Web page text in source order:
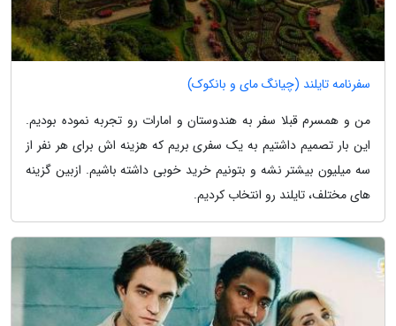
سفرنامه تایلند (چیانگ مای و بانکوک)
من و همسرم قبلا سفر به هندوستان و امارات رو تجربه نموده بودیم.
این بار تصمیم داشتیم به یک سفری بریم که هزینه اش برای هر نفر از
سه میلیون بیشتر نشه و بتونیم خرید خوبی داشته باشیم. ازبین گزینه
های مختلف، تایلند رو انتخاب کردیم.